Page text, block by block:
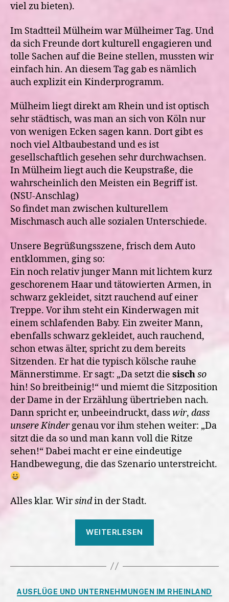
viel zu bieten).
Im Stadtteil Mülheim war Mülheimer Tag. Und
da sich Freunde dort kulturell engagieren und
tolle Sachen auf die Beine stellen, mussten wir
einfach hin. An diesem Tag gab es nämlich
auch explizit ein Kinderprogramm.
Mülheim liegt direkt am Rhein und ist optisch
sehr städtisch, was man an sich von Köln nur
von wenigen Ecken sagen kann. Dort gibt es
noch viel Altbaubestand und es ist
gesellschaftlich gesehen sehr durchwachsen.
In Mülheim liegt auch die Keupstraße, die
wahrscheinlich den Meisten ein Begriff ist.
(NSU-Anschlag)
So findet man zwischen kulturellem
Mischmasch auch alle sozialen Unterschiede.
Unsere Begrüßungsszene, frisch dem Auto
entklommen, ging so:
Ein noch relativ junger Mann mit lichtem kurz
geschorenem Haar und tätowierten Armen, in
schwarz gekleidet, sitzt rauchend auf einer
Treppe. Vor ihm steht ein Kinderwagen mit
einem schlafenden Baby. Ein zweiter Mann,
ebenfalls schwarz gekleidet, auch rauchend,
schon etwas älter, spricht zu dem bereits
Sitzenden. Er hat die typisch kölsche rauhe
Männerstimme. Er sagt: „Da setzt die sischso
hin! So breitbeinig!“ und miemt die Sitzposition
der Dame in der Erzählung übertrieben nach.
Dann spricht er, unbeeindruckt, dasswir, dass
unsere Kindergenau vor ihm stehen weiter: „Da
sitzt die da so und man kann voll die Ritze
sehen!“ Dabei macht er eine eindeutige
Handbewegung, die das Szenario unterstreicht.
Alles klar. Wirsindin der Stadt.
WEITERLESEN
gelebte
und
Kategorien
AUSFLÜGE UND UNTERNEHMUNGEN IM RHEINLAND